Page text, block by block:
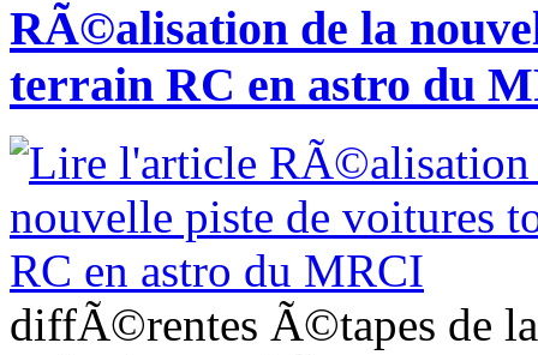
RÃ©alisation de la
terrain RC en astro du
diffÃ©rentes Ã©tapes de